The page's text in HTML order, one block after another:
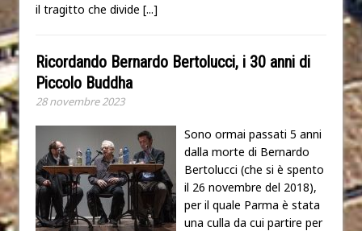
il tragitto che divide [...]
Ricordando Bernardo Bertolucci, i 30 anni di
Piccolo Buddha
28 novembre 2023
Sono ormai passati 5 anni
dalla morte di Bernardo
Bertolucci (che si è spento
il 26 novembre del 2018),
per il quale Parma è stata
una culla da cui partire per